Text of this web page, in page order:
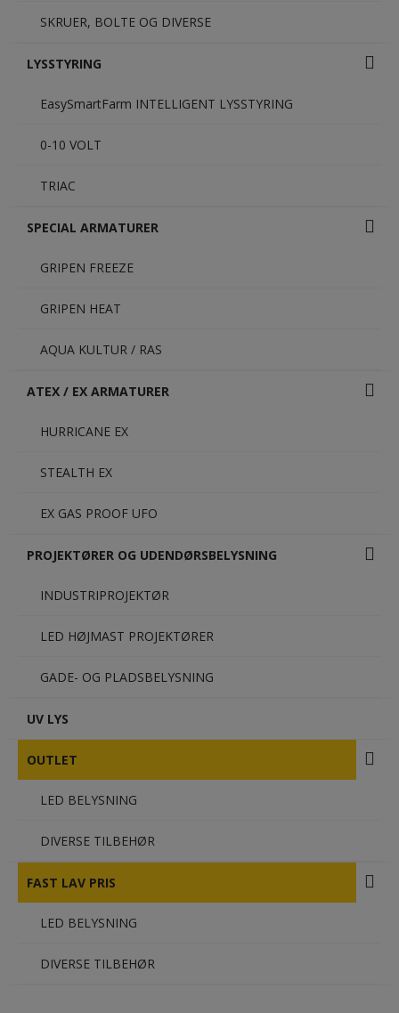
SKRUER, BOLTE OG DIVERSE
LYSSTYRING
EasySmartFarm INTELLIGENT LYSSTYRING
0-10 VOLT
TRIAC
SPECIAL ARMATURER
GRIPEN FREEZE
GRIPEN HEAT
AQUA KULTUR / RAS
ATEX / EX ARMATURER
HURRICANE EX
STEALTH EX
EX GAS PROOF UFO
PROJEKTØRER OG UDENDØRSBELYSNING
INDUSTRIPROJEKTØR
LED HØJMAST PROJEKTØRER
GADE- OG PLADSBELYSNING
UV LYS
OUTLET
LED BELYSNING
DIVERSE TILBEHØR
FAST LAV PRIS
LED BELYSNING
DIVERSE TILBEHØR